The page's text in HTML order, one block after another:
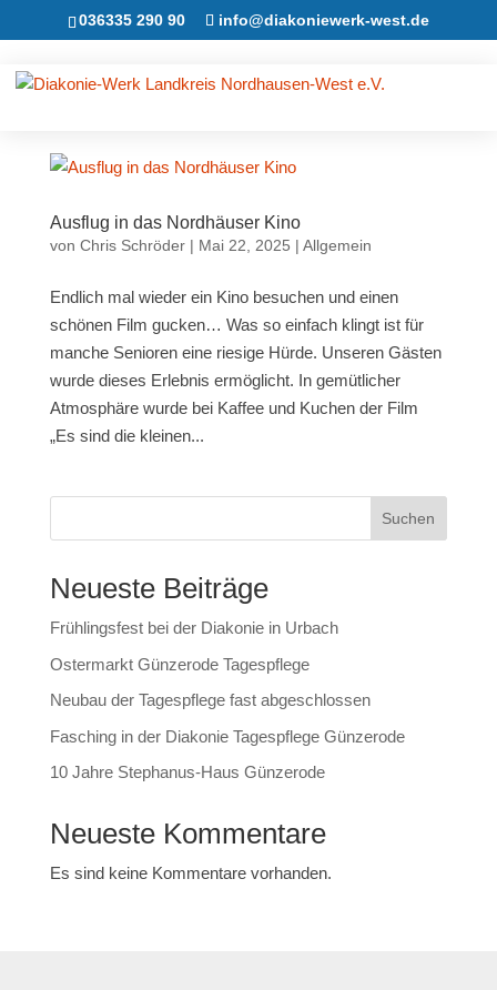
036335 290 90 info@diakoniewerk-west.de
Ausflug in das Nordhäuser Kino
von Chris Schröder| Mai 22, 2025 | Allgemein
Endlich mal wieder ein Kino besuchen und einen
schönen Film gucken… Was so einfach klingt ist für
manche Senioren eine riesige Hürde. Unseren Gästen
wurde dieses Erlebnis ermöglicht. In gemütlicher
Atmosphäre wurde bei Kaffee und Kuchen der Film
„Es sind die kleinen...
Suchen
Neueste Beiträge
Frühlingsfest bei der Diakonie in Urbach
Ostermarkt Günzerode Tagespflege
Neubau der Tagespflege fast abgeschlossen
Fasching in der Diakonie Tagespflege Günzerode
10 Jahre Stephanus-Haus Günzerode
Neueste Kommentare
Es sind keine Kommentare vorhanden.